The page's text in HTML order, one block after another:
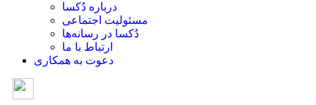
درباره دُکسا
مسئولیت اجتماعی
دُکسا در رسانه‌ها
ارتباط با ما
دعوت به همکاری